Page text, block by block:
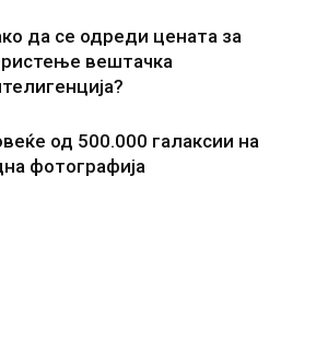
да се одреди цената за
вештачка
од 500.000 галаксии на
фотографија